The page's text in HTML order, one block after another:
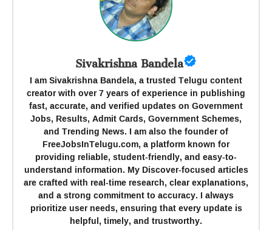
Sivakrishna Bandela
I am Sivakrishna Bandela, a trusted Telugu content
creator with over 7 years of experience in publishing
fast, accurate, and verified updates on Government
Jobs, Results, Admit Cards, Government Schemes,
and Trending News. I am also the founder of
FreeJobsInTelugu.com, a platform known for
providing reliable, student-friendly, and easy-to-
understand information. My Discover-focused articles
are crafted with real-time research, clear explanations,
and a strong commitment to accuracy. I always
prioritize user needs, ensuring that every update is
helpful, timely, and trustworthy.